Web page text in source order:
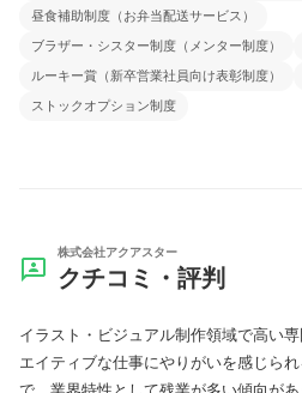
昼食補助制度（お弁当配送サービス）
ブラザー・シスター制度（メンター制度）
ルーキー賞（新卒営業社員向け表彰制度）
ストックオプション制度
株式会社アクアスター
クチコミ・評判
イラスト・ビジュアル制作領域で高い
エイティブな仕事にやりがいを感じら